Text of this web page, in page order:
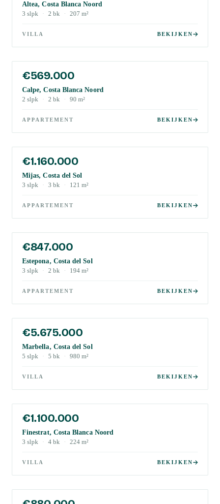
Altea, Costa Blanca Noord
3 slpk · 2 bk · 207 m²
VILLA BEKIJKEN
€569.000
Calpe, Costa Blanca Noord
2 slpk · 2 bk · 90 m²
APPARTEMENT BEKIJKEN
€1.160.000
Mijas, Costa del Sol
3 slpk · 3 bk · 121 m²
APPARTEMENT BEKIJKEN
€847.000
Estepona, Costa del Sol
3 slpk · 2 bk · 194 m²
APPARTEMENT BEKIJKEN
€5.675.000
Marbella, Costa del Sol
5 slpk · 5 bk · 980 m²
VILLA BEKIJKEN
€1.100.000
Finestrat, Costa Blanca Noord
3 slpk · 4 bk · 224 m²
VILLA BEKIJKEN